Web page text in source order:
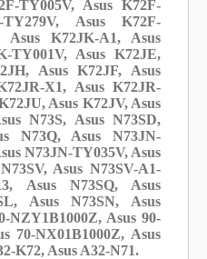
TY005V, Asus K72F-
Asus K72F-
Asus K72JK-A1, Asus
TY001V, Asus K72JE,
Asus K72JF, Asus
X1, Asus K72JR-
Asus K72JV, Asus
N73S, Asus N73SD,
N73Q, Asus N73JN-
N73JN-TY035V, Asus
Asus N73SV-A1-
Asus N73SQ, Asus
Asus N73SN, Asus
NZY1B1000Z, Asus 90-
70-NX01B1000Z, Asus
K72, Asus A32-N71.